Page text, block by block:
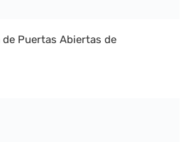
Puertas Abiertas de